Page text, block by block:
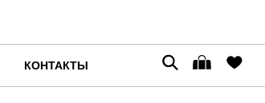
КОНТАКТЫ